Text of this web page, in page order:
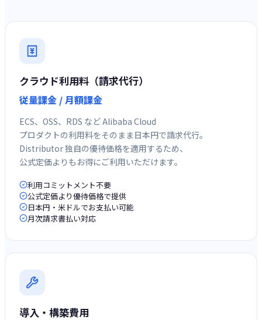
クラウド利用料（請求代行）
従量課金 / 月額課金
ECS、OSS、RDS など Alibaba Cloud
プロダクトの利用料をそのまま日本円で請求代行。
Distributor 独自の優待価格を適用するため、
公式定価よりもお得にご利用いただけます。
利用コミットメント不要
公式定価より優待価格で提供
日本円・米ドルでお支払い可能
月次請求書払い対応
導入・構築費用